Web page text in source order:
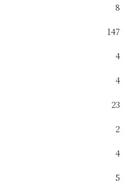
8
147
4
4
23
2
4
5